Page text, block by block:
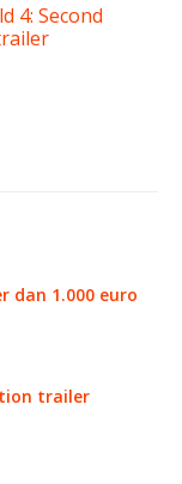
4: Second
dan 1.000 euro
trailer